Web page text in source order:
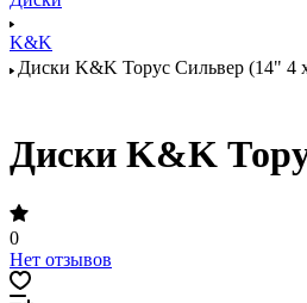
K&K
Диски K&K Торус Сильвер (14" 4
Диски K&K
0
Нет отзывов